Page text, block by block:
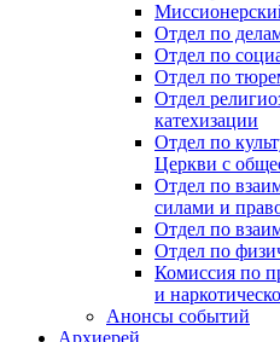
Отдел по
Отдел по
Отдел по
Отдел
катехизации
Отдел по
Церкви с
Отдел по
силами и
Отдел по
Отдел по
Комиссия по
и
Анонсы событий
Архиерей